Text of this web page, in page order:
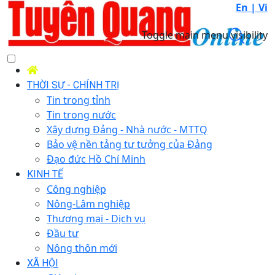
En | Vi
Toggle main menu visibility
THỜI SỰ - CHÍNH TRỊ
Tin trong tỉnh
Tin trong nước
Xây dựng Đảng - Nhà nước - MTTQ
Bảo vệ nền tảng tư tưởng của Đảng
Đạo đức Hồ Chí Minh
KINH TẾ
Công nghiệp
Nông-Lâm nghiệp
Thương mại - Dịch vụ
Đầu tư
Nông thôn mới
XÃ HỘI